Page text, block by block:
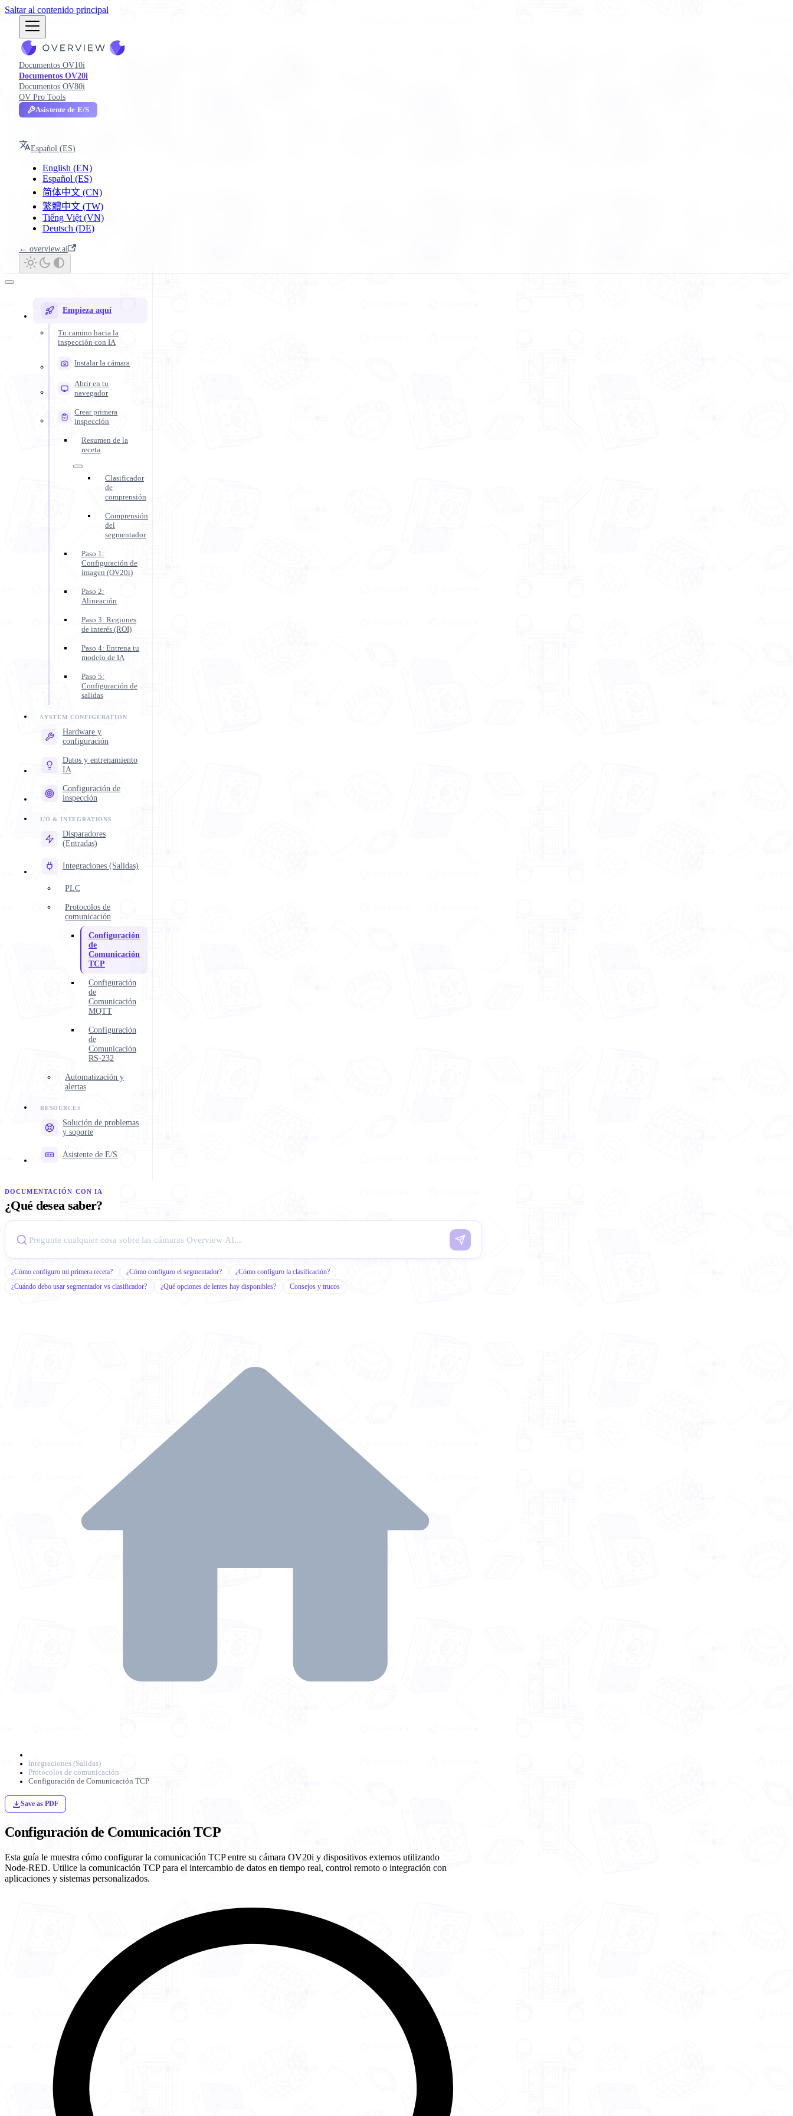
Saltar al contenido principal
Documentos OV10i
Documentos OV20i
Documentos OV80i
OV Pro Tools
Asistente de E/S
Español (ES)
English (EN)
Español (ES)
简体中文 (CN)
繁體中文 (TW)
Tiếng Việt (VN)
Deutsch (DE)
← overview.ai
Empieza aquí
Tu camino hacia la
inspección con IA
Instalar la cámara
Abrir en tu
navegador
Crear primera
inspección
Resumen de la
receta
Clasificador
de
comprensión
Comprensión
del
segmentador
Paso 1:
Configuración de
imagen (OV20i)
Paso 2:
Alineación
Paso 3: Regiones
de interés (ROI)
Paso 4: Entrena tu
modelo de IA
Paso 5:
Configuración de
salidas
Hardware y
configuración
Datos y entrenamiento
IA
Configuración de
inspección
Disparadores
(Entradas)
Integraciones (Salidas)
PLC
Protocolos de
comunicación
Configuración
de
Comunicación
TCP
Configuración
de
Comunicación
MQTT
Configuración
de
Comunicación
RS-232
Automatización y
alertas
Solución de problemas
y soporte
Asistente de E/S
DOCUMENTACIÓN CON IA
¿Qué desea saber?
¿Cómo configuro mi primera receta? ¿Cómo configuro el segmentador?
¿Cómo configuro la clasificación?
¿Cuándo debo usar segmentador vs clasificador?
¿Qué opciones de lentes hay disponibles? Consejos y trucos
Integraciones (Salidas)
Protocolos de comunicación
Configuración de Comunicación TCP
Save as PDF
Configuración de Comunicación TCP
Esta guía le muestra cómo configurar la comunicación TCP entre su cámara OV20i y dispositivos externos utilizando
Node-RED. Utilice la comunicación TCP para el intercambio de datos en tiempo real, control remoto o integración con
aplicaciones y sistemas personalizados.